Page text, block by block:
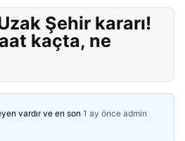
Şehir kararı!
kaçta, ne
vardır ve en son 1 ay önce admin